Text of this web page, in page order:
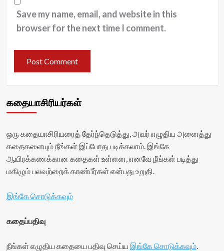
Save my name, email, and website in this
browser for the next time I comment.
கதையாசிரியர்கள்
ஒரு கதையாசிரியரைத் தேர்ந்தெடுத்து, அவர் எழுதிய அனைத்து
கதைகளையும் நீங்கள் இப்போது படிக்கலாம். இங்கே
ஆயிரக்கணக்கான கதைகள் உள்ளன, எனவே நீங்கள் படித்து
மகிழும் பலவற்றைக் காண்பீர்கள் என்பது உறுதி.
இங்கே சொடுக்கவும்
கதைப்பதிவு
நீங்கள் எழுதிய கதையை பதிவு செய்ய இங்கே சொடுக்கவும்.